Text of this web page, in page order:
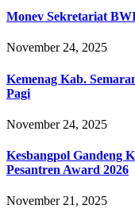
Monev Sekretariat
November 24, 2025
Kemenag Kab.
Pagi
November 24, 2025
Kesbangpol Gandeng
Pesantren Award 2026
November 21, 2025